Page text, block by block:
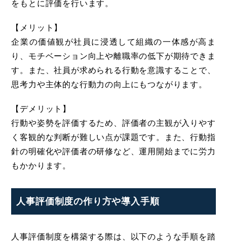
をもとに評価を行います。
【メリット】
企業の価値観が社員に浸透して組織の一体感が高ま
り、モチベーション向上や離職率の低下が期待できま
す。また、社員が求められる行動を意識することで、
思考力や主体的な行動力の向上にもつながります。
【デメリット】
行動や姿勢を評価するため、評価者の主観が入りやす
く客観的な判断が難しい点が課題です。また、行動指
針の明確化や評価者の研修など、運用開始までに労力
もかかります。
人事評価制度の作り方や導入手順
人事評価制度を構築する際は、以下のような手順を踏